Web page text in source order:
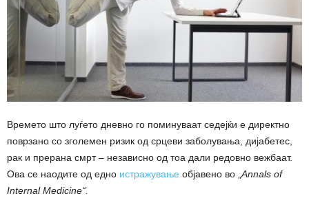
Времето што луѓето дневно го поминуваат седејќи е директно
поврзано со зголемен ризик од срцеви заболувања, дијабетес,
рак и прерана смрт – независно од тоа дали редовно вежбаат.
Ова се наодите од едно истражување објавено во „Annals of
Internal Medicine“.